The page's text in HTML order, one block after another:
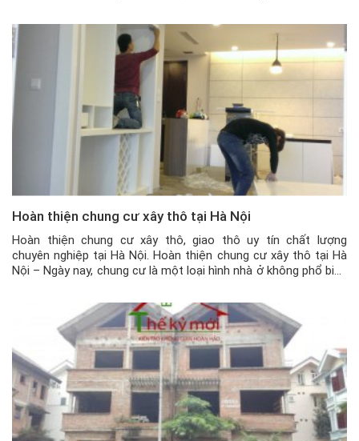
Hoàn thiện chung cư xây thô tại Hà Nội
Hoàn thiện chung cư xây thô, giao thô uy tín chất lượng
chuyên nghiệp tại Hà Nội. Hoàn thiện chung cư xây thô tại Hà
Nội – Ngày nay, chung cư là một loại hình nhà ở không phổ biến